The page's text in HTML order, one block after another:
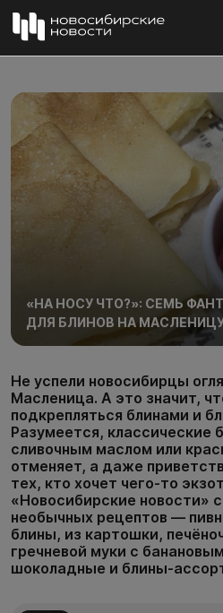
«НА НОСУ ЧТО?»: СЕМЬ
ДЛЯ БЛИНОВ НА
Не успели новосибирцы
Масленица. А это значит,
подкрепляться блинами и
Разумеется, классические
сливочным маслом или
отменяет, а даже
тех, кто хочет чего-то
«Новосибирские новости»
необычных рецептов —
блины, из картошки,
гречневой муки с
шоколадные и блины-